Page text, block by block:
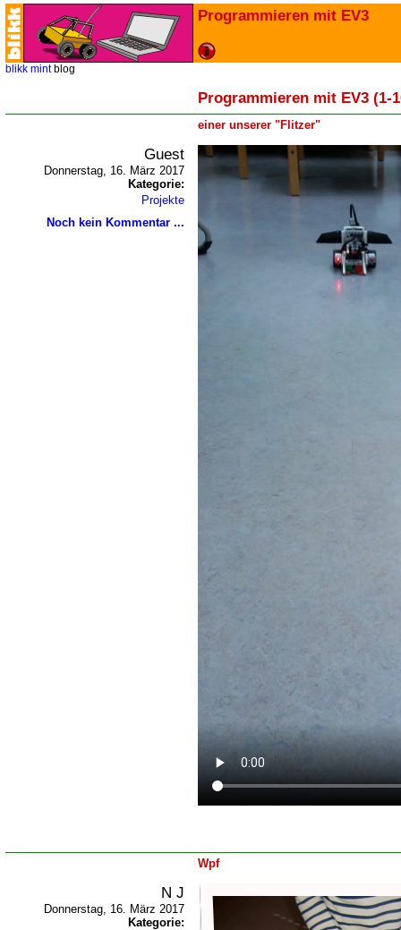
Programmieren mit EV3
blikk mint blog
Programmieren mit EV3 (1-
einer unserer "Flitzer"
Guest
Donnerstag, 16. März 2017
Kategorie:
Projekte
Noch kein Kommentar ...
Wpf
N J
Donnerstag, 16. März 2017
Kategorie: